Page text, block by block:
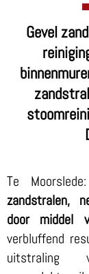
Gevel
Te
zandstralen,
door middel
verbluffend
uitstraling